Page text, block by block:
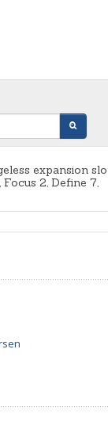
expansion
2, Define 7,